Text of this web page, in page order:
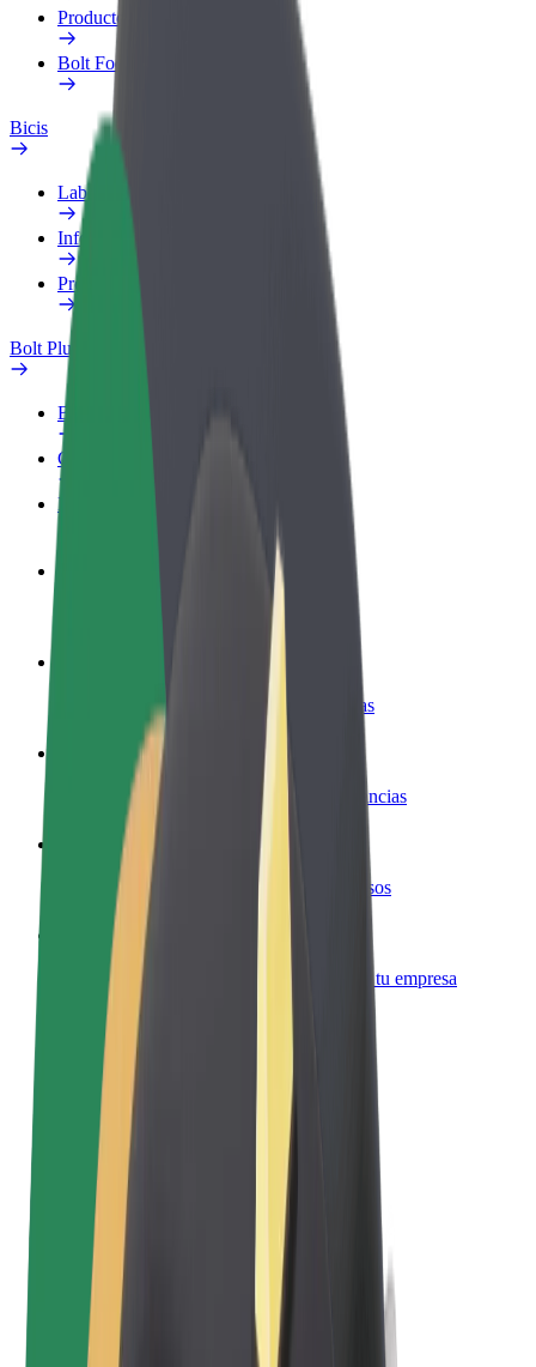
Productos
Bolt Food para empresas
Bicis
Laboratorio de seguridad
Informar de un problema
Preguntas frecuentes
Bolt Plus
Beneficios
Cómo unirse
Preguntas frecuentes
Gana dinero colaborando con Bolt
Reparte comida y cobra todas las semanas
Añadir un restaurante o tienda
Llega a más clientes y maximiza tus ganancias
Registrarse como propietario de flota
Añade tu flota a Bolt y potencia tus ingresos
Bolt para empresas
Productos y servicios de Bolt adaptados a tu empresa
Términos y Condiciones
Privacidad
Cookies
© 2026 Bolt Technology OÜ
Productos
Viajes